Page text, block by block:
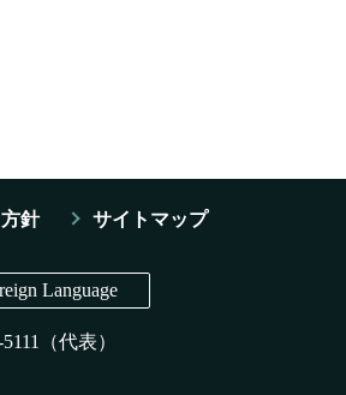
針 サイトマップ
Language
（代表）